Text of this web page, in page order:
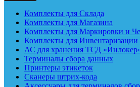
Комплекты для Склада
Комплекты для Магазина
Комплекты для Маркировки и
Комплекты для
АС для хранения ТСД
Терминалы сбора данных
Принтеры этикеток
Сканеры штрих-кода